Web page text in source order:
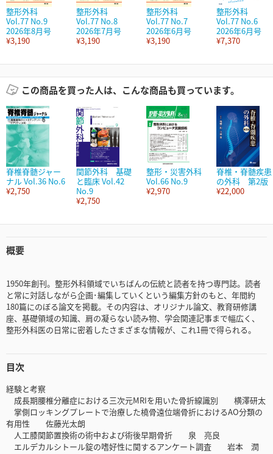
整形外科
Vol.77 No.9
2026年8月号
¥3,190
整形外科
Vol.77 No.8
2026年7月号
¥3,190
整形外科
Vol.77 No.7
2026年6月号
¥3,190
整形外科
Vol.77 No.6
2026年6月号
¥7,370
この商品を買った人は、こんな商品も買っています。
脊椎脊髄ジャー
ナル Vol.36 No.6
¥2,750
関節外科 基礎
と臨床 Vol.42
No.9
¥2,750
整形・災害外科
Vol.66 No.9
¥2,970
脊椎・脊髄疾患
の外科 第2版
¥22,000
概要
1950年創刊。整形外科領域でいちばんの伝統と読者を持つ専門誌。読者
と常に対話しながら企画･編集していくという編集方針のもと、年間約
180篇にのぼる論文を掲載。その内容は、オリジナル論文、教育研修講
座、基礎領域の知識、肩の凝らない読み物、学会関連記事まで幅広く、
整形外科医の日常に密着したさまざまな情報が、これ1冊で得られる。
目次
経験と考察
成長期腰椎分離症における三次元MRIを用いた骨折線識別 横澤研太
掌側ロッキングプレートで治療した橈骨遠位端骨折におけるAO分類の
有用性 佐藤光太朗
人工膝関節置換術の術中および術後早期骨折 泉 亮良
エルデカルシトール錠の嗜好性に関するアンケート調査 岩本 潤